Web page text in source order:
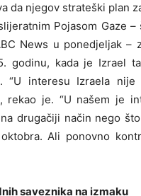
da njegov strateški plan
Pojasom Gaze –
News u ponedjeljak –
godinu, kada je Izrael
“U interesu Izraela nije
rekao je. “U našem je
drugačiji način nego
Ali ponovno
saveznika na izmaku